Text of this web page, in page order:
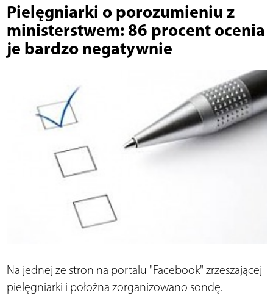
Pielęgniarki o porozumieniu z
ministerstwem: 86 procent ocenia
je bardzo negatywnie
Na jednej ze stron na portalu "Facebook" zrzeszającej
pielęgniarki i położna zorganizowano sondę.